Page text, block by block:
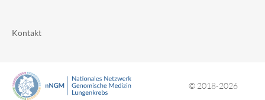
Kontakt
© 2018-2026